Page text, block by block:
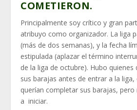
COMETIERON.
Principalmente soy crítico y gran
atribuyo como organizador. La liga
(más de dos semanas), y la fecha
estipulada (aplazar el término
de la liga de octubre). Hubo
sus barajas antes de entrar a la
querían completar sus barajas,
a iniciar.